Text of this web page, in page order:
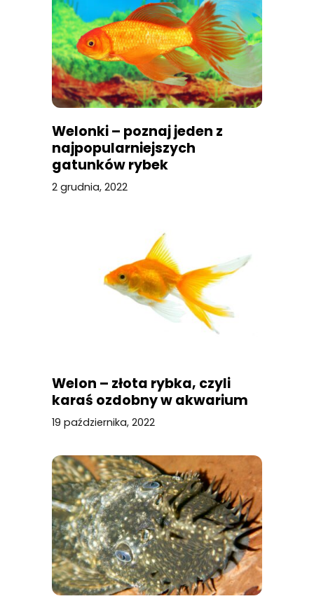
Welonki – poznaj jeden z
najpopularniejszych
gatunków rybek
akwariowych na świecie
2 grudnia, 2022
Welon – złota rybka, czyli
karaś ozdobny w akwarium
19 października, 2022